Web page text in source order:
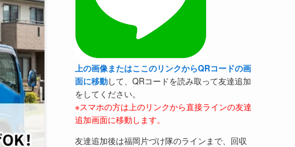
上の画像またはここのリンクからQRコードの画
面に移動して、QRコードを読み取って友達追加
をしてください。
※スマホの方は上のリンクから直接ラインの友達
追加画面に移動します。
友達追加後は福岡片づけ隊のラインまで、回収